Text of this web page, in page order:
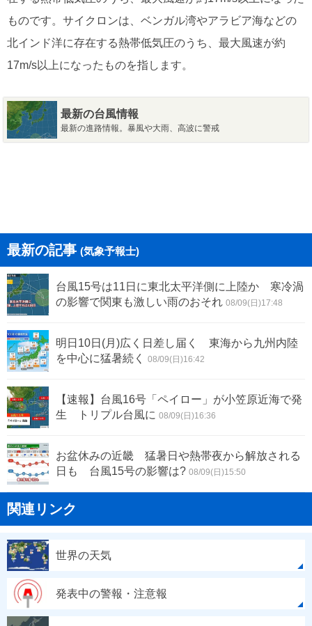
ものです。サイクロンは、ベンガル湾やアラビア海などの
北インド洋に存在する熱帯低気圧のうち、最大風速が約
17m/s以上になったものを指します。
最新の台風情報
最新の進路情報。暴風や大雨、高波に警戒
最新の記事 (気象予報士)
台風15号は11日に東北太平洋側に上陸か 寒冷渦
の影響で関東も激しい雨のおそれ 08/09(日)17:48
明日10日(月)広く日差し届く 東海から九州内陸
を中心に猛暑続く
08/09(日)16:42
【速報】台風16号「ペイロー」が小笠原近海で発
生 トリプル台風に 08/09(日)16:36
お盆休みの近畿 猛暑日や熱帯夜から解放される
日も 台風15号の影響は? 08/09(日)15:50
関連リンク
世界の天気
発表中の警報・注意報